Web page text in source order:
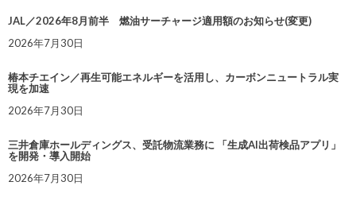
JAL／2026年8月前半 燃油サーチャージ適用額のお知らせ(変更)
2026年7月30日
椿本チエイン／再生可能エネルギーを活用し、カーボンニュートラル実
現を加速
2026年7月30日
三井倉庫ホールディングス、受託物流業務に 「生成AI出荷検品アプリ」
を開発・導入開始
2026年7月30日